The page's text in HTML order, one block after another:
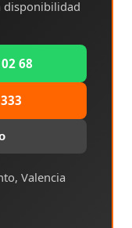
disponibilidad
68
Valencia